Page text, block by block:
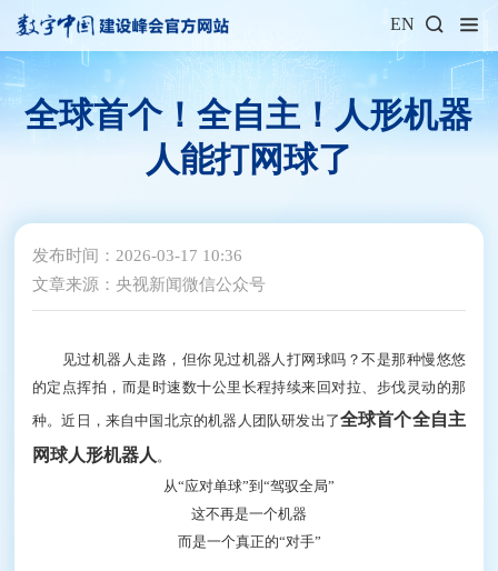
EN
全球首个！全自主！人形机器
人能打网球了
发布时间：2026-03-17 10:36
文章来源：央视新闻微信公众号
见过机器人走路，但你见过机器人打网球吗？不是那种慢悠悠
的定点挥拍，而是时速数十公里长程持续来回对拉、步伐灵动的那
种。近日，来自中国北京的机器人团队研发出了全球首个全自主
网球人形机器人 。
从“应对单球”到“驾驭全局”
这不再是一个机器
而是一个真正的“对手”